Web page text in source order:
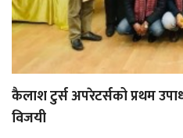
कैलाश टुर्स अपरेटर्सको प्रथम
विजयी